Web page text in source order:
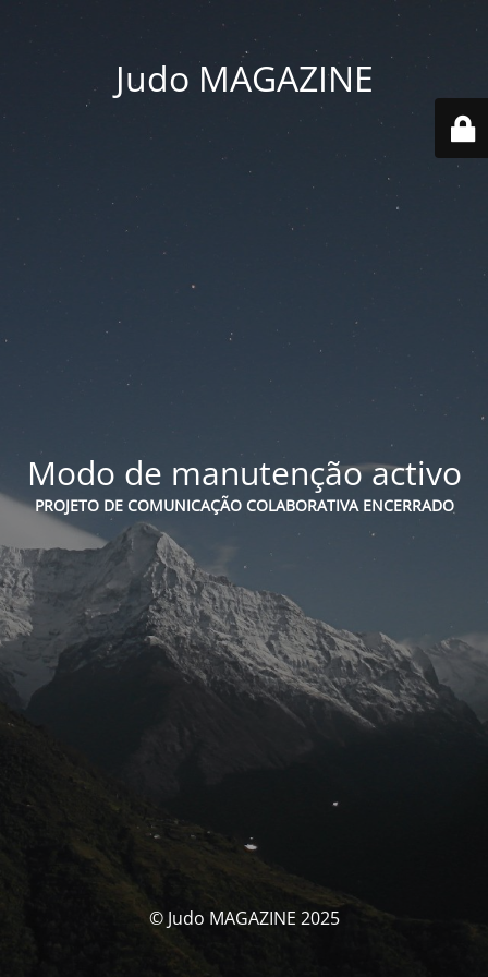
Judo MAGAZINE
Modo de manutenção activo
PROJETO DE COMUNICAÇÃO COLABORATIVA ENCERRADO
© Judo MAGAZINE 2025